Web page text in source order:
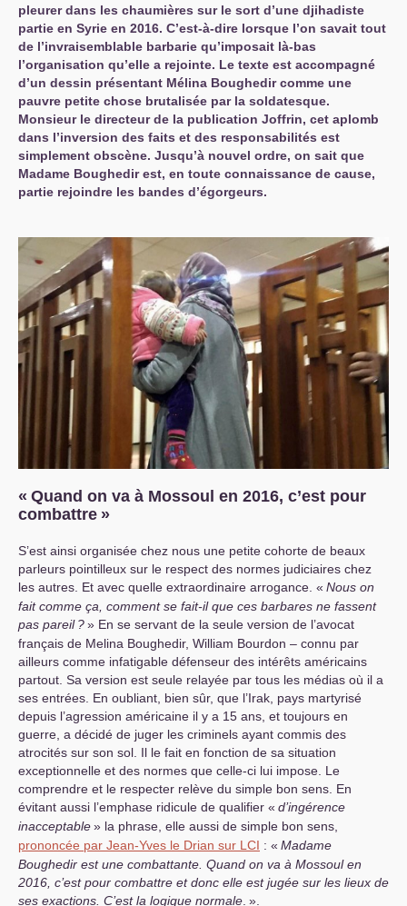
pleurer dans les chaumières sur le sort d’une djihadiste
partie en Syrie en 2016. C’est-à-dire lorsque l’on savait tout
de l’invraisemblable barbarie qu’imposait là-bas
l’organisation qu’elle a rejointe. Le texte est accompagné
d’un dessin présentant Mélina Boughedir comme une
pauvre petite chose brutalisée par la soldatesque.
Monsieur le directeur de la publication Joffrin, cet aplomb
dans l’inversion des faits et des responsabilités est
simplement obscène. Jusqu’à nouvel ordre, on sait que
Madame Boughedir est, en toute connaissance de cause,
partie rejoindre les bandes d’égorgeurs.
« Quand on va à Mossoul en 2016, c’est pour
combattre »
S’est ainsi organisée chez nous une petite cohorte de beaux
parleurs pointilleux sur le respect des normes judiciaires chez
les autres. Et avec quelle extraordinaire arrogance. « Nous on
fait comme ça, comment se fait-il que ces barbares ne fassent
pas pareil ?» En se servant de la seule version de l’avocat
français de Melina Boughedir, William Bourdon – connu par
ailleurs comme infatigable défenseur des intérêts américains
partout. Sa version est seule relayée par tous les médias où il a
ses entrées. En oubliant, bien sûr, que l’Irak, pays martyrisé
depuis l’agression américaine il y a 15 ans, et toujours en
guerre, a décidé de juger les criminels ayant commis des
atrocités sur son sol. Il le fait en fonction de sa situation
exceptionnelle et des normes que celle-ci lui impose. Le
comprendre et le respecter relève du simple bon sens. En
évitant aussi l’emphase ridicule de qualifier « d’ingérence
inacceptable» la phrase, elle aussi de simple bon sens,
prononcée par Jean-Yves le Drian sur LCI : « Madame
Boughedir est une combattante. Quand on va à Mossoul en
2016, c’est pour combattre et donc elle est jugée sur les lieux de
ses exactions. C’est la logique normale ».